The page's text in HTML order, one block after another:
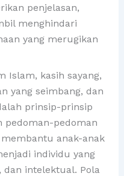
penjelasan,
menghindari
yang merugikan
Islam, kasih sayang,
yang seimbang, dan
prinsip-prinsip
pedoman-pedoman
anak-anak
individu yang
intelektual. Pola